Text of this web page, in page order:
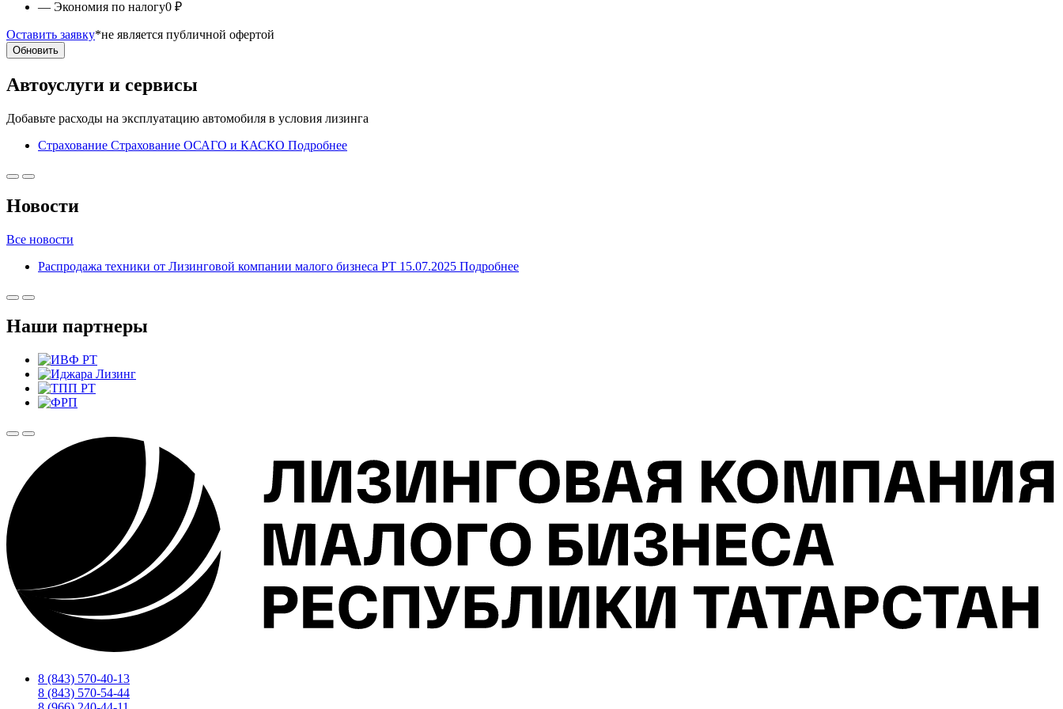
— Экономия по налогу0 ₽
Оставить заявку*не является публичной офертой
Обновить
Автоуслуги и сервисы
Добавьте расходы на эксплуатацию автомобиля в условия лизинга
Страхование Страхование ОСАГО и КАСКО Подробнее
Новости
Все новости
Распродажа техники от Лизинговой компании малого бизнеса РТ 15.07.2025 Подробнее
Наши партнеры
8 (843) 570-40-13
8 (843) 570-54-44